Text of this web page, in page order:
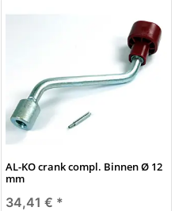
AL-KO crank compl. Binnen Ø 12
mm
34,41 € *